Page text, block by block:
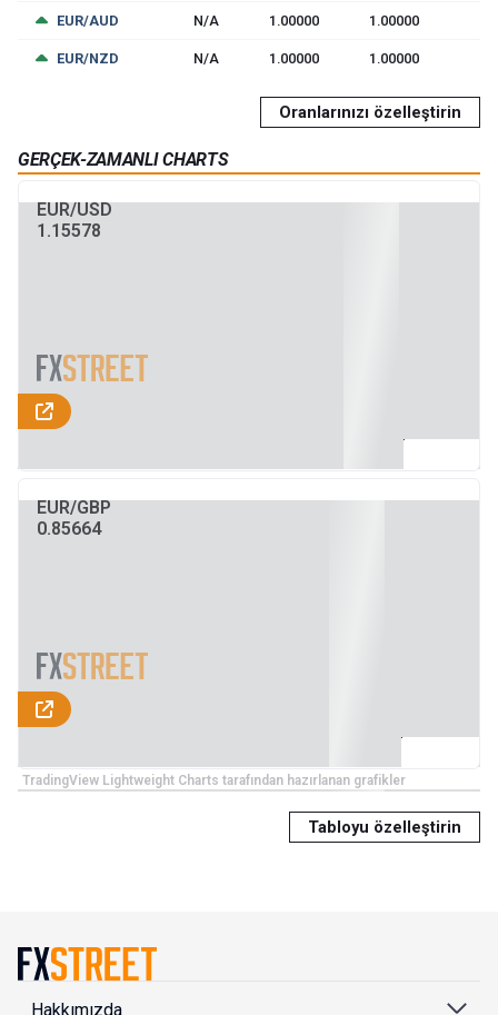
EUR/AUD N/A 1.00000 1.00000
EUR/NZD N/A 1.00000 1.00000
Oranlarınızı özelleştirin
GERÇEK-ZAMANLI CHARTS
EUR/USD
1.15578
EUR/GBP
0.85664
TradingView Lightweight Charts tarafından hazırlanan grafikler
Tabloyu özelleştirin
Hakkımızda